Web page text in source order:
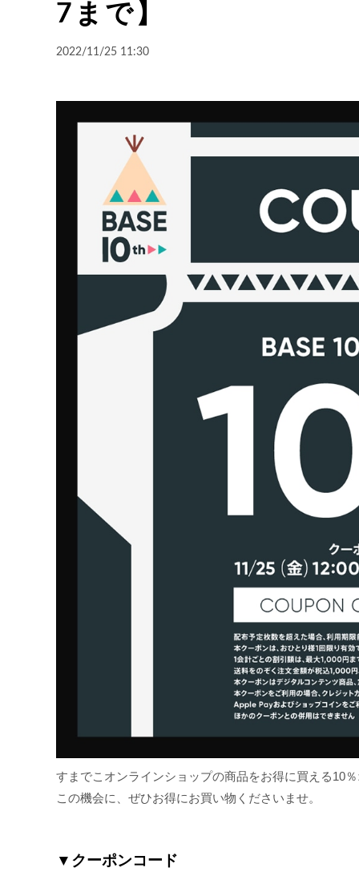
7まで】
2022/11/25 11:30
すまでこオンラインショップの商品をお得に買える10
この機会に、ぜひお得にお買い物くださいませ。
▼クーポンコード